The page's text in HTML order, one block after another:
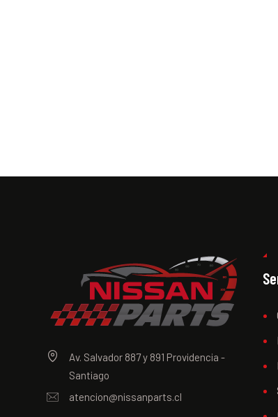
Av. Salvador 887 y 891 Providencia -
Santiago
atencion@nissanparts.cl